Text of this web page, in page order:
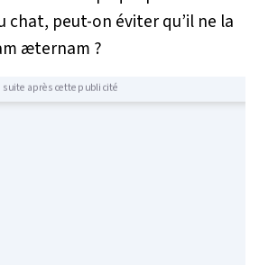
peut-on éviter qu’il ne la
æternam ?
suite après cette publicité